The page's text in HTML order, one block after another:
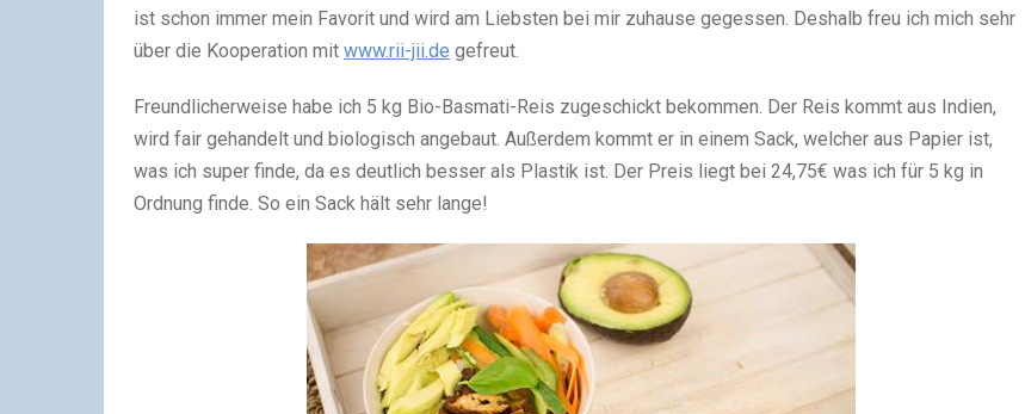
ist schon immer mein Favorit und wird am Liebsten bei mir zuhause gegessen. Deshalb freu ich mich sehr
über die Kooperation mit www.rii-jii.de gefreut.
Freundlicherweise habe ich 5 kg Bio-Basmati-Reis zugeschickt bekommen. Der Reis kommt aus Indien,
wird fair gehandelt und biologisch angebaut. Außerdem kommt er in einem Sack, welcher aus Papier ist,
was ich super finde, da es deutlich besser als Plastik ist. Der Preis liegt bei 24,75€ was ich für 5 kg in
Ordnung finde. So ein Sack hält sehr lange!